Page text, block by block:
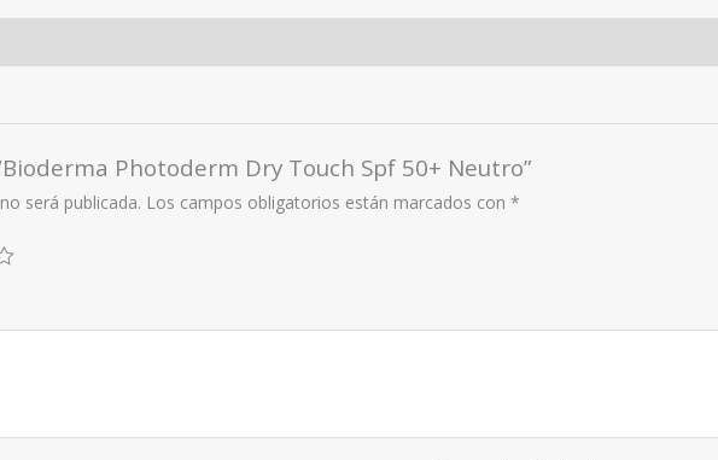
Photoderm Dry Touch Spf 50+ Neutro”
será publicada. Los campos obligatorios están marcados con*